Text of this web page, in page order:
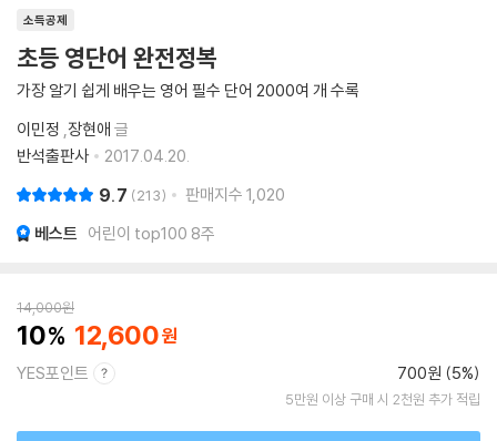
소득공제
초등 영단어 완전정복
가장 알기 쉽게 배우는 영어 필수 단어 2000여 개 수록
이민정 ,장현애 글
반석출판사
2017.04.20.
9.7 213 판매지수 1,020
베스트 어린이 top100 8주
14,000원
10 12,600
YES포인트 700원 (5%)
5만원 이상 구매 시 2천원 추가 적립